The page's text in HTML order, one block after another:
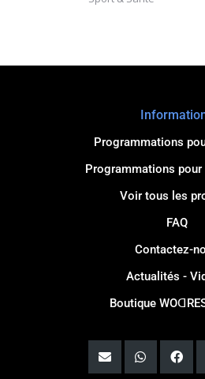
Programmations
Programmations
Voir tous les
FAQ
Contactez-
Actualités -
Boutique